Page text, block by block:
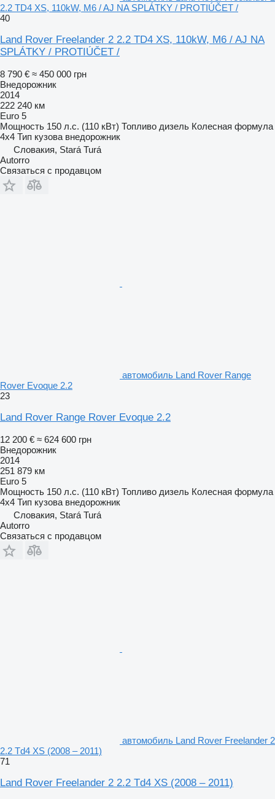
2.2 TD4 XS, 110kW, M6 / AJ NA SPLÁTKY / PROTIÚČET /
40
Land Rover Freelander 2 2.2 TD4 XS, 110kW, M6 / AJ NA
SPLÁTKY / PROTIÚČET /
8 790 € ≈ 450 000 грн
Внедорожник
2014
222 240 км
Euro 5
Мощность 150 л.с. (110 кВт) Топливо дизель Колесная формула
4x4 Тип кузова внедорожник
Словакия, Stará Turá
Autorro
Связаться с продавцом
автомобиль Land Rover Range
Rover Evoque 2.2
23
Land Rover Range Rover Evoque 2.2
12 200 € ≈ 624 600 грн
Внедорожник
2014
251 879 км
Euro 5
Мощность 150 л.с. (110 кВт) Топливо дизель Колесная формула
4x4 Тип кузова внедорожник
Словакия, Stará Turá
Autorro
Связаться с продавцом
автомобиль Land Rover Freelander 2
2.2 Td4 XS (2008 – 2011)
71
Land Rover Freelander 2 2.2 Td4 XS (2008 – 2011)